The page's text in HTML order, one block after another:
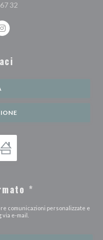
32
((apre una nuova finestra))
Instagram ((apre una nuova
*
comunicazioni personalizzate e
e-mail.